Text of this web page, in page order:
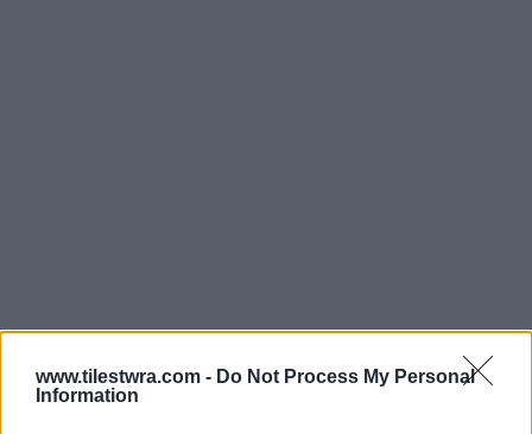
www.tilestwra.com - Do Not Process My Personal
Information